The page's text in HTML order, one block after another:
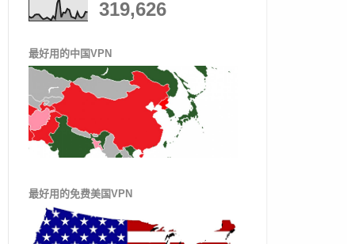
319,626
最好用的中国VPN
最好用的免费美国VPN